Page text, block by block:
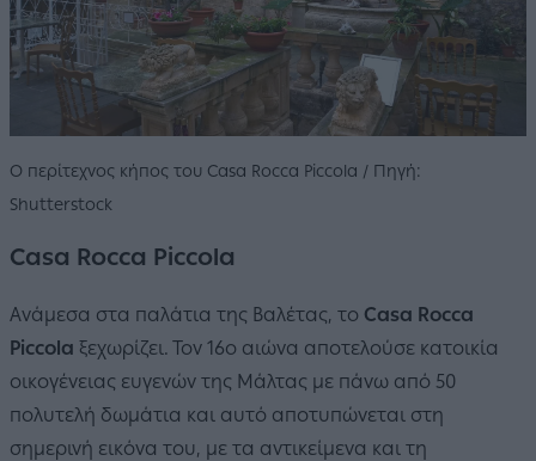
Ο περίτεχνος κήπος του Casa Rocca Piccola / Πηγή:
Shutterstock
Casa Rocca Piccola
Ανάμεσα στα παλάτια της Βαλέτας, το Casa Rocca
Piccola ξεχωρίζει. Τον 16ο αιώνα αποτελούσε κατοικία
οικογένειας ευγενών της Μάλτας με πάνω από 50
πολυτελή δωμάτια και αυτό αποτυπώνεται στη
σημερινή εικόνα του, με τα αντικείμενα και τη